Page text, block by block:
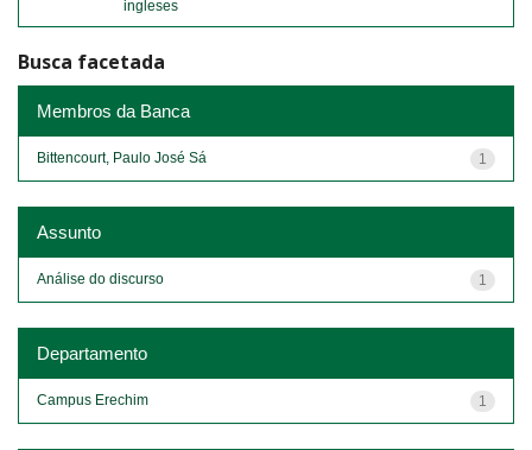
ingleses
Busca facetada
Membros da Banca
1
Bittencourt, Paulo José Sá
Assunto
1
Análise do discurso
Departamento
1
Campus Erechim